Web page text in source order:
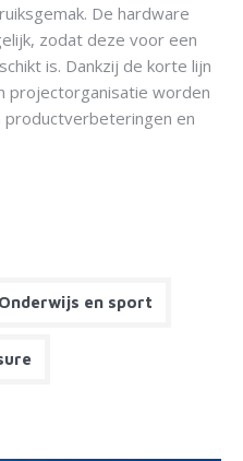
De hardware
zodat deze voor een
is. Dankzij de korte lijn
projectorganisatie worden
en
Onderwijs en sport